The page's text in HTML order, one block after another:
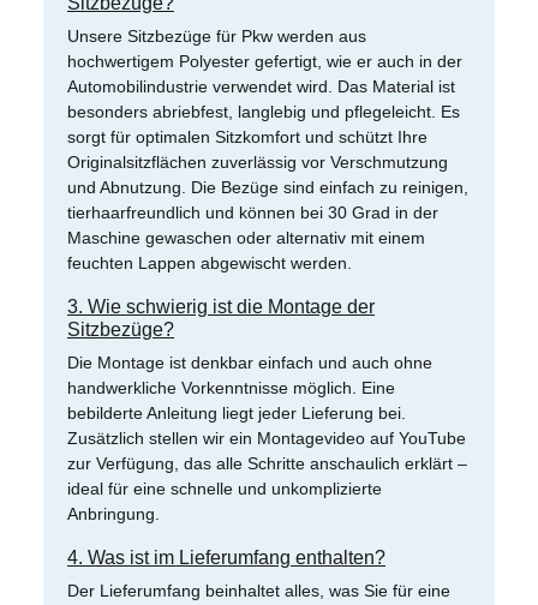
Unsere Sitzbezüge für Pkw werden aus
hochwertigem Polyester gefertigt, wie er auch in der
Automobilindustrie verwendet wird. Das Material ist
besonders abriebfest, langlebig und pflegeleicht. Es
sorgt für optimalen Sitzkomfort und schützt Ihre
Originalsitzflächen zuverlässig vor Verschmutzung
und Abnutzung. Die Bezüge sind einfach zu reinigen,
tierhaarfreundlich und können bei 30 Grad in der
Maschine gewaschen oder alternativ mit einem
feuchten Lappen abgewischt werden.
3. Wie schwierig ist die Montage der
Sitzbezüge?
Die Montage ist denkbar einfach und auch ohne
handwerkliche Vorkenntnisse möglich. Eine
bebilderte Anleitung liegt jeder Lieferung bei.
Zusätzlich stellen wir ein Montagevideo auf YouTube
zur Verfügung, das alle Schritte anschaulich erklärt –
ideal für eine schnelle und unkomplizierte
Anbringung.
4. Was ist im Lieferumfang enthalten?
Der Lieferumfang beinhaltet alles, was Sie für eine